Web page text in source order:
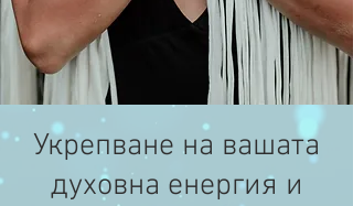
Укрепване на вашата
духовна енергия и